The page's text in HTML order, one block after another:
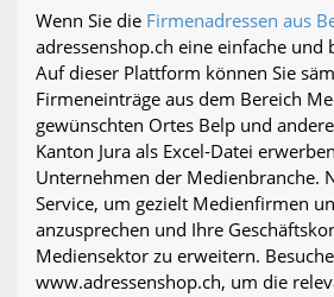
Wenn Sie die Firmenadressen aus
adressenshop.ch eine einfache und
Auf dieser Plattform können Sie
Firmeneinträge aus dem Bereich
gewünschten Ortes Belp und
Kanton Jura als Excel-Datei
Unternehmen der Medienbranche.
Service, um gezielt Medienfirmen
anzusprechen und Ihre
Mediensektor zu erweitern.
www.adressenshop.ch, um die